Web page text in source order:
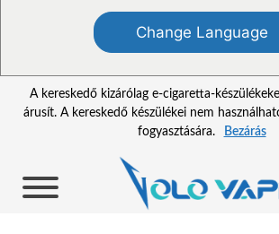
Change Language
A kereskedő kizárólag e-cigaretta-
árusít. A kereskedő készülékei nem
fogyasztására.
Bezárás